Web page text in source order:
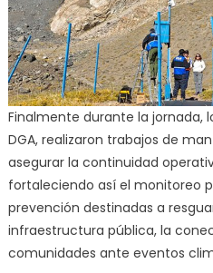
Finalmente durante la jornada,
DGA, realizaron trabajos de
asegurar la continuidad
fortaleciendo así el monitoreo
prevención destinadas a
infraestructura pública, la
comunidades ante eventos